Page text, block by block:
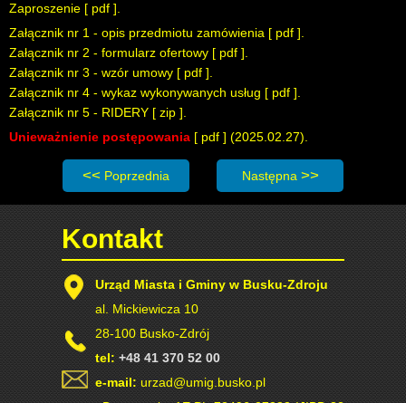
Zaproszenie [ pdf ].
Załącznik nr 1 - opis przedmiotu zamówienia [ pdf ].
Załącznik nr 2 - formularz ofertowy [ pdf ].
Załącznik nr 3 - wzór umowy [ pdf ].
Załącznik nr 4 - wykaz wykonywanych usług [ pdf ].
Załącznik nr 5 - RIDERY [ zip ].
Unieważnienie postępowania [ pdf ] (2025.02.27).
Poprzednia strona: Zaproszenie do składania ofert:
Poprzednia Następna strona:
Następna
Kontakt
Urząd Miasta i Gminy w Busku-Zdroju
al. Mickiewicza 10
28-100 Busko-Zdrój
tel: +48 41 370 52 00
e-mail: urzad@umig.busko.pl